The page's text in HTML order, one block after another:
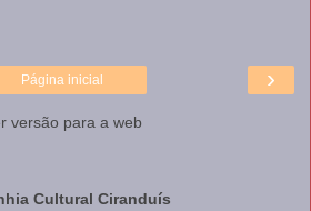
›
Página inicial
versão para a web
Cultural Ciranduís